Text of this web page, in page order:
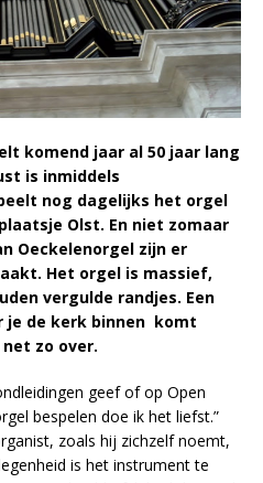
komend jaar al 50 jaar lang
is inmiddels
nog dagelijks het orgel
Olst. En niet zomaar
Oeckelenorgel zijn er
Het orgel is massief,
vergulde randjes. Een
je de kerk binnen komt
zo over.
geef of op Open
bespelen doe ik het liefst.”
zoals hij zichzelf noemt,
is het instrument te